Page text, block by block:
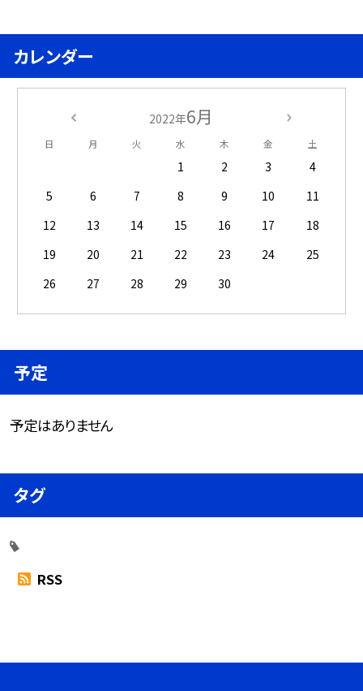
カレンダー
2022年6月
日 月 火 水 木 金 土
1 2 3
4
5
6 7 8 9 10
11
12
13 14 15 16 17
18
19
20 21 22 23 24
25
26
27 28 29 30
予定
予定はありません
タグ
RSS